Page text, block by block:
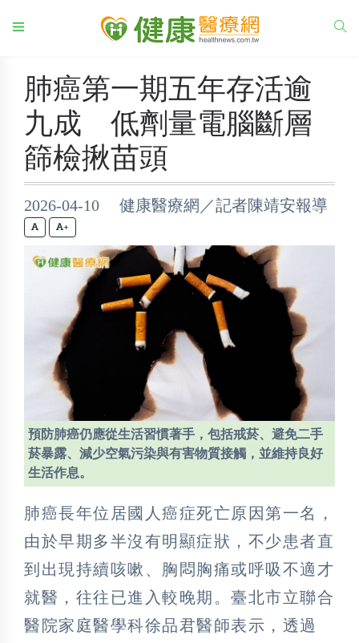
肺癌第一期五年存活逾
九成 低劑量電腦斷層
篩檢揪苗頭
2026-04-10 健康醫療網／記者陳靖安報導
+
預防肺癌仍應從生活習慣著手，包括戒菸、避免二手
菸暴露、減少空氣污染與有害物質接觸，並維持良好
生活作息。
肺癌長年位居國人癌症死亡原因第一名，
由於早期多半沒有明顯症狀，不少患者直
到出現持續咳嗽、胸悶胸痛或呼吸不適才
就醫，往往已進入較晚期。臺北市立聯合
醫院家庭醫學科徐品君醫師表示，透過